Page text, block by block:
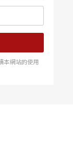
本網站的使用